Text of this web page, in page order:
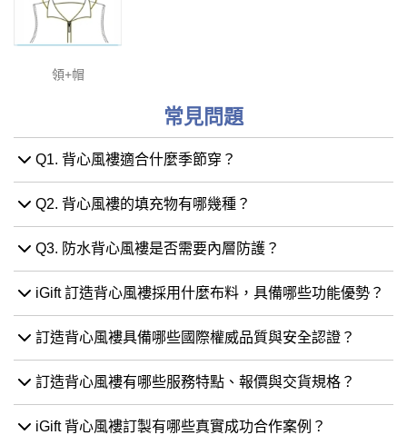
領+帽
常見問題
Q1. 背心風褸適合什麼季節穿？
Q2. 背心風褸的填充物有哪幾種？
Q3. 防水背心風褸是否需要內層防護？
iGift 訂造背心風褸採用什麼布料，具備哪些功能優勢？
訂造背心風褸具備哪些國際權威品質與安全認證？
訂造背心風褸有哪些服務特點、報價與交貨規格？
iGift 背心風褸訂製有哪些真實成功合作案例？